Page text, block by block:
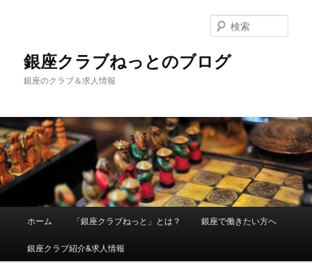
銀座クラブねっとのブログ
銀座のクラブ＆求人情報
索
メインコンテンツへ移動
サブコンテンツへ移動
ホーム 「銀座クラブねっと」とは？ 銀座で働きたい方へ
銀座クラブ紹介&求人情報